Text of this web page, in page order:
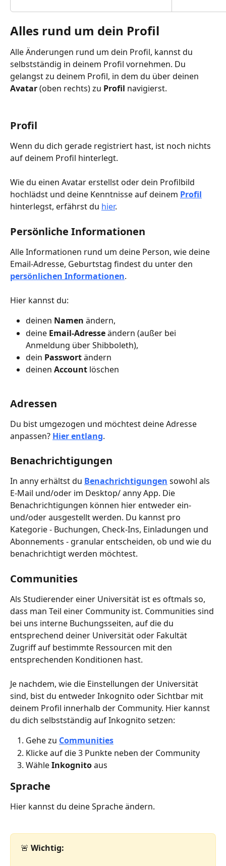
Alles rund um dein Profil
Alle Änderungen rund um dein Profil, kannst du
selbstständig in deinem Profil vornehmen. Du
gelangst zu deinem Profil, in dem du über deinen
Avatar (oben rechts) zu Profil navigierst.
Profil
Wenn du dich gerade registriert hast, ist noch nichts
auf deinem Profil hinterlegt.
Wie du einen Avatar erstellst oder dein Profilbild
hochlädst und deine Kenntnisse auf deinem Profil
hinterlegst, erfährst du hier.
Persönliche Informationen
Alle Informationen rund um deine Person, wie deine
Email-Adresse, Geburtstag findest du unter den
persönlichen Informationen.
Hier kannst du:
deinen Namen ändern,
deine Email-Adresse ändern (außer bei
Anmeldung über Shibboleth),
dein Passwort ändern
deinen Account löschen
Adressen
Du bist umgezogen und möchtest deine Adresse
anpassen? Hier entlang.
Benachrichtigungen
In anny erhältst du Benachrichtigungen sowohl als
E-Mail und/oder im Desktop/ anny App. Die
Benachrichtigungen können hier entweder ein-
und/oder ausgestellt werden. Du kannst pro
Kategorie - Buchungen, Check-Ins, Einladungen und
Abonnements - granular entscheiden, ob und wie du
benachrichtigt werden möchtest.
Communities
Als Studierender einer Universität ist es oftmals so,
dass man Teil einer Community ist. Communities sind
bei uns interne Buchungsseiten, auf die du
entsprechend deiner Universität oder Fakultät
Zugriff auf bestimmte Ressourcen mit den
entsprechenden Konditionen hast.
Je nachdem, wie die Einstellungen der Universität
sind, bist du entweder Inkognito oder Sichtbar mit
deinem Profil innerhalb der Community. Hier kannst
du dich selbstständig auf Inkognito setzen:
Gehe zu Communities
Klicke auf die 3 Punkte neben der Community
Wähle Inkognito aus
Sprache
Hier kannst du deine Sprache ändern.
🚨 Wichtig: